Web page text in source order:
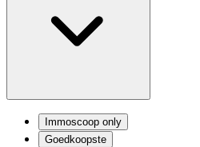
Immoscoop only
Goedkoopste